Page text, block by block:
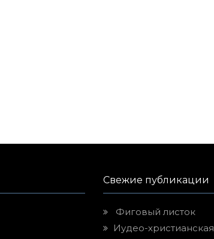
Свежие публикации
Фиговый листок
Иудео-христианская